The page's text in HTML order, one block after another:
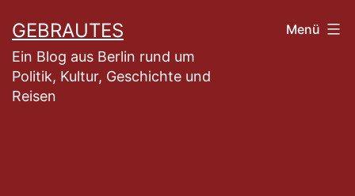
Inhalt
springen
GEBRAUTES
Ein Blog aus Berlin rund um
Politik, Kultur, Geschichte und
Reisen
Menü